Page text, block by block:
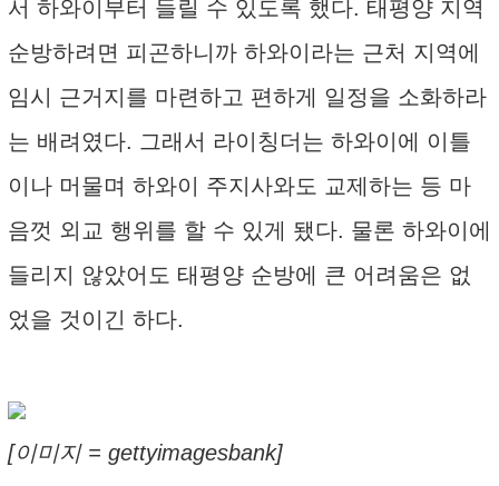
서 하와이부터 들릴 수 있도록 했다. 태평양 지역
순방하려면 피곤하니까 하와이라는 근처 지역에
임시 근거지를 마련하고 편하게 일정을 소화하라
는 배려였다. 그래서 라이칭더는 하와이에 이틀
이나 머물며 하와이 주지사와도 교제하는 등 마
음껏 외교 행위를 할 수 있게 됐다. 물론 하와이에
들리지 않았어도 태평양 순방에 큰 어려움은 없
었을 것이긴 하다.
[이미지 = gettyimagesbank]